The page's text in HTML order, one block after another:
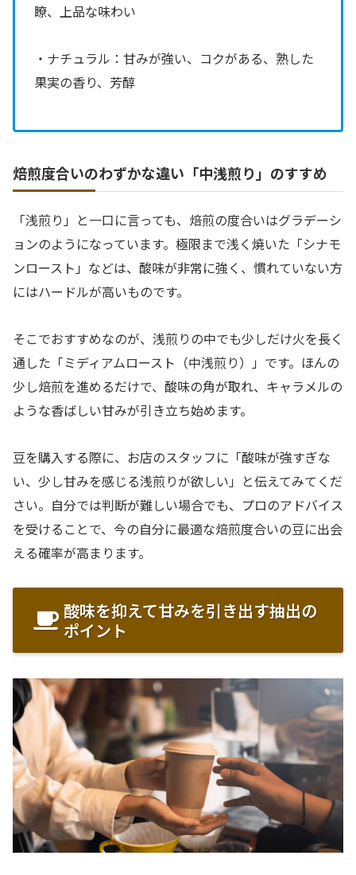
瞭、上品な味わい
・ナチュラル：甘みが強い、コクがある、熟した
果実の香り、芳醇
焙煎度合いのわずかな違い「中浅煎り」のすすめ
「浅煎り」と一口に言っても、焙煎の度合いはグラデーシ
ョンのようになっています。極限まで浅く焼いた「シナモ
ンロースト」などは、酸味が非常に強く、慣れていない方
にはハードルが高いものです。
そこでおすすめなのが、浅煎りの中でも少しだけ火を長く
通した「ミディアムロースト（中浅煎り）」です。ほんの
少し焙煎を進めるだけで、酸味の角が取れ、キャラメルの
ような香ばしい甘みが引き立ち始めます。
豆を購入する際に、お店のスタッフに「酸味が強すぎな
い、少し甘みを感じる浅煎りが欲しい」と伝えてみてくだ
さい。自分では判断が難しい場合でも、プロのアドバイス
を受けることで、今の自分に最適な焙煎度合いの豆に出会
える確率が高まります。
酸味を抑えて甘みを引き出す抽出の
ポイント